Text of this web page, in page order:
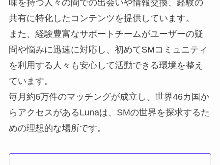
味を持つ人々の間での出会いや情報交換、経験の
共有に特化したコンテンツを提供しています。
また、経験豊富なサポートチームがユーザーの疑
問や悩みに迅速に対応し、初めてSMコミュニティ
を利用する人々も安心して活動できる環境を整え
ています。
毎月約6万件のマッチングが成立し、世界46カ国か
らアクセスがあるLunaは、SMの世界を探求するた
めの理想的な場所です。